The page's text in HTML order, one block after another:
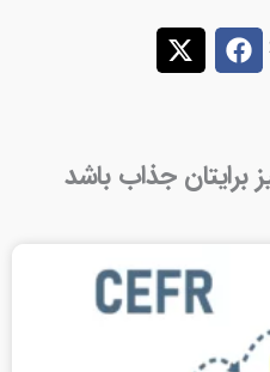
جذاب باشد